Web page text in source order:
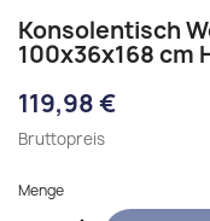
Konsolentisch
100x36x168 cm
119,98 €
Bruttopreis
Menge